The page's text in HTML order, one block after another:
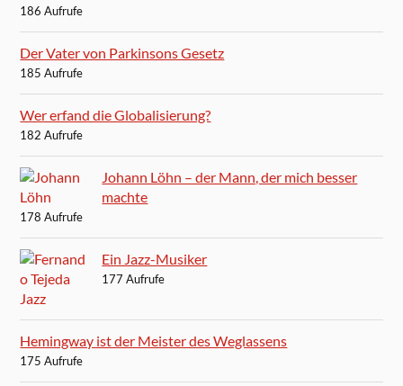
186 Aufrufe
Der Vater von Parkinsons Gesetz
185 Aufrufe
Wer erfand die Globalisierung?
182 Aufrufe
Johann Löhn – der Mann, der mich besser
machte
178 Aufrufe
Ein Jazz-Musiker
177 Aufrufe
Hemingway ist der Meister des Weglassens
175 Aufrufe